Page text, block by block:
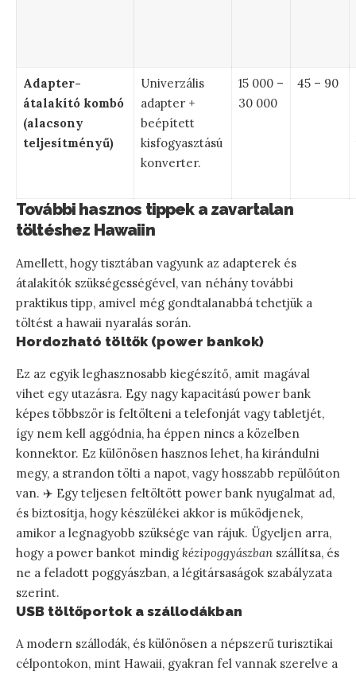
Adapter-
átalakító kombó
(alacsony
teljesítményű)
Univerzális
adapter +
beépített
kisfogyasztású
konverter.
15 000 –
30 000
45 – 90
További hasznos tippek a zavartalan
töltéshez Hawaiin
Amellett, hogy tisztában vagyunk az adapterek és
átalakítók szükségességével, van néhány további
praktikus tipp, amivel még gondtalanabbá tehetjük a
töltést a hawaii nyaralás során.
Hordozható töltők (power bankok)
Ez az egyik leghasznosabb kiegészítő, amit magával
vihet egy utazásra. Egy nagy kapacitású power bank
képes többször is feltölteni a telefonját vagy tabletjét,
így nem kell aggódnia, ha éppen nincs a közelben
konnektor. Ez különösen hasznos lehet, ha kirándulni
megy, a strandon tölti a napot, vagy hosszabb repülőúton
van. ✈️ Egy teljesen feltöltött power bank nyugalmat ad,
és biztosítja, hogy készülékei akkor is működjenek,
amikor a legnagyobb szüksége van rájuk. Ügyeljen arra,
hogy a power bankot mindig kézipoggyászban szállítsa, és
ne a feladott poggyászban, a légitársaságok szabályzata
szerint.
USB töltőportok a szállodákban
A modern szállodák, és különösen a népszerű turisztikai
célpontokon, mint Hawaii, gyakran fel vannak szerelve a